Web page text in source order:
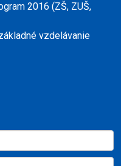
2016 (ZŠ, ZUŠ,
vzdelávanie